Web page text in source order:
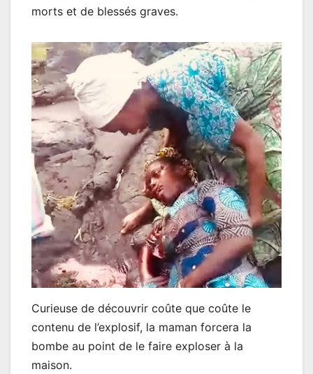
morts et de blessés graves.
Curieuse de découvrir coûte que coûte le
contenu de l’explosif, la maman forcera la
bombe au point de le faire exploser à la
maison.